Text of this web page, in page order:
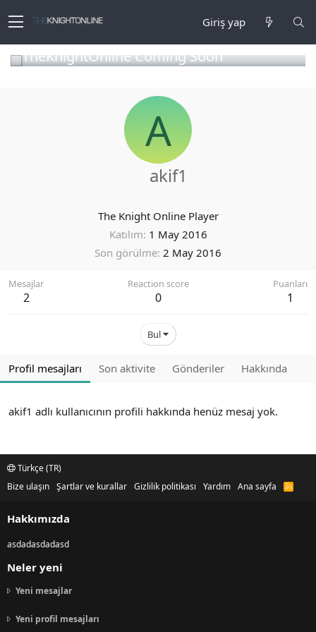
Giriş yap
TheKnightOnline Coming Soon
A
akif1
The Knight Online Player
Katılım 1 May 2016
Son görülme 2 May 2016
Mesajlar
2
Reaction score
0
Puanları
1
Bul
Profil mesajları Son aktivite Gönderiler Hakkında
akif1 adlı kullanıcının profili hakkında henüz mesaj yok.
Türkçe (TR)
Bize ulaşın Şartlar ve kurallar Gizlilik politikası Yardım Ana sayfa
R
Hakkımızda
asdadasdadasd
Neler yeni
Yeni mesajlar
Yeni profil mesajları